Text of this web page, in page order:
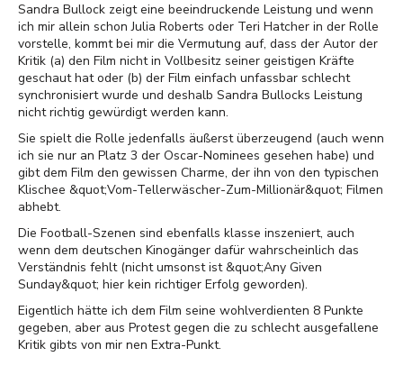
Sandra Bullock zeigt eine beeindruckende Leistung und wenn
ich mir allein schon Julia Roberts oder Teri Hatcher in der Rolle
vorstelle, kommt bei mir die Vermutung auf, dass der Autor der
Kritik (a) den Film nicht in Vollbesitz seiner geistigen Kräfte
geschaut hat oder (b) der Film einfach unfassbar schlecht
synchronisiert wurde und deshalb Sandra Bullocks Leistung
nicht richtig gewürdigt werden kann.
Sie spielt die Rolle jedenfalls äußerst überzeugend (auch wenn
ich sie nur an Platz 3 der Oscar-Nominees gesehen habe) und
gibt dem Film den gewissen Charme, der ihn von den typischen
Klischee &quot;Vom-Tellerwäscher-Zum-Millionär&quot; Filmen
abhebt.
Die Football-Szenen sind ebenfalls klasse inszeniert, auch
wenn dem deutschen Kinogänger dafür wahrscheinlich das
Verständnis fehlt (nicht umsonst ist &quot;Any Given
Sunday&quot; hier kein richtiger Erfolg geworden).
Eigentlich hätte ich dem Film seine wohlverdienten 8 Punkte
gegeben, aber aus Protest gegen die zu schlecht ausgefallene
Kritik gibts von mir nen Extra-Punkt.